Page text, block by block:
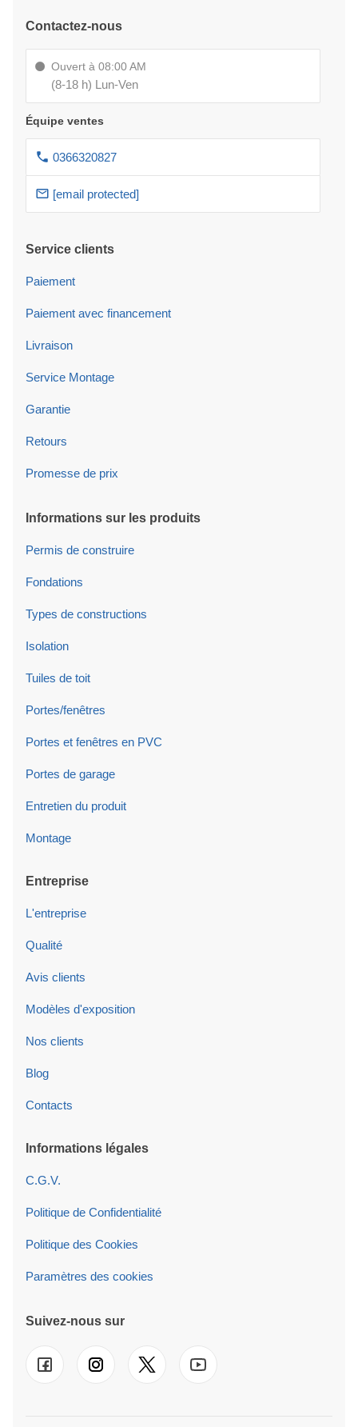
Contactez-nous
Ouvert à 08:00 AM
(8-18 h) Lun-Ven
Équipe ventes
0366320827
[email protected]
Service clients
Paiement
Paiement avec financement
Livraison
Service Montage
Garantie
Retours
Promesse de prix
Informations sur les produits
Permis de construire
Fondations
Types de constructions
Isolation
Tuiles de toit
Portes/fenêtres
Portes et fenêtres en PVC
Portes de garage
Entretien du produit
Montage
Entreprise
L'entreprise
Qualité
Avis clients
Modèles d'exposition
Nos clients
Blog
Contacts
Informations légales
C.G.V.
Politique de Confidentialité
Politique des Cookies
Paramètres des cookies
Suivez-nous sur